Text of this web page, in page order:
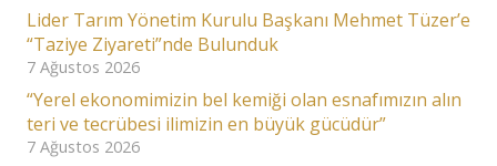
Lider Tarım Yönetim Kurulu Başkanı Mehmet Tüzer’e
“Taziye Ziyareti”nde Bulunduk
7 Ağustos 2026
“Yerel ekonomimizin bel kemiği olan esnafımızın alın
teri ve tecrübesi ilimizin en büyük gücüdür”
7 Ağustos 2026